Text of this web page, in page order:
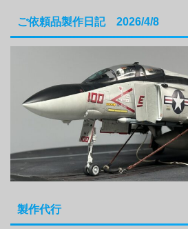
ご依頼品製作日記 2026/4/8
製作代行